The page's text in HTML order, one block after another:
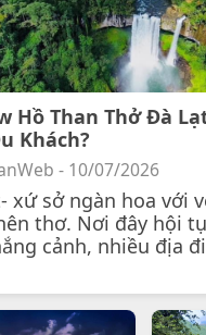
Hồ Than Thở Đà
Khách?
- 10/07/2026
xứ sở ngàn hoa với
thơ. Nơi đây hội
cảnh, nhiều địa